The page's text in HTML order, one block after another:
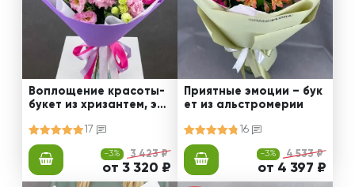
Воплощение красоты-
букет из хризантем, эус
17
-3% 3 423 ₽
от 3 320 ₽
Приятные эмоции – бук
ет из альстромерии
16
-3% 4 533 ₽
от 4 397 ₽